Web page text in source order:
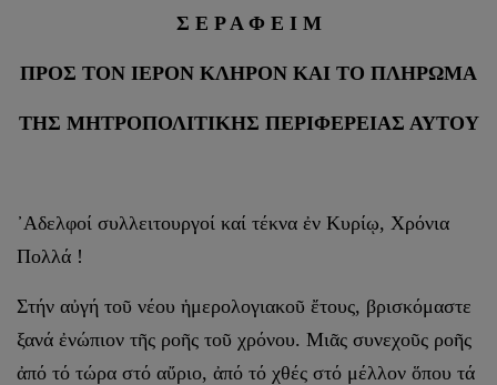
Σ Ε Ρ Α Φ Ε Ι Μ
ΠΡΟΣ ΤΟΝ ΙΕΡΟΝ ΚΛΗΡΟΝ ΚΑΙ ΤΟ ΠΛΗΡΩΜΑ
ΤΗΣ ΜΗΤΡΟΠΟΛΙΤΙΚΗΣ ΠΕΡΙΦΕΡΕΙΑΣ ΑΥΤΟΥ
᾿Αδελφοί συλλειτουργοί καί τέκνα ἐν Κυρίῳ, Χρόνια
Πολλά !
Στήν αὐγή τοῦ νέου ἡμερολογιακοῦ ἔτους, βρισκόμαστε
ξανά ἐνώπιον τῆς ροῆς τοῦ χρόνου. Μιᾶς συνεχοῦς ροῆς
ἀπό τό τώρα στό αὔριο, ἀπό τό χθές στό μέλλον ὅπου τά